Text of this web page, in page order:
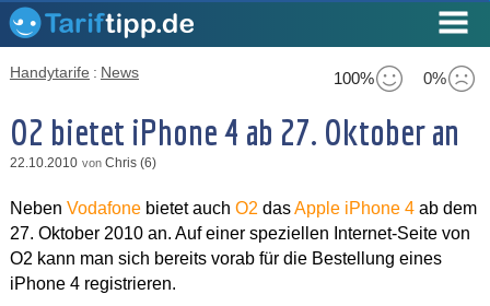
100% 0%
Handytarife : News
O2 bietet iPhone 4 ab 27. Oktober an
22.10.2010 von Chris (6)
Neben Vodafonebietet auch O2 dasApple iPhone 4ab dem
27. Oktober 2010 an. Auf einer speziellen Internet-Seite von
O2 kann man sich bereits vorab für die Bestellung eines
iPhone 4 registrieren.